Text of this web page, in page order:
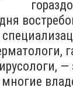
—
многие